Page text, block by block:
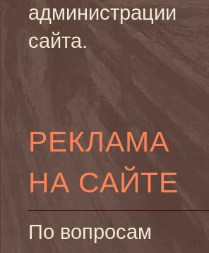
администрации
сайта.
РЕКЛАМА
НА САЙТЕ
По вопросам